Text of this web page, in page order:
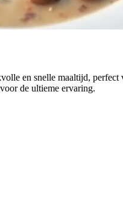
en snelle maaltijd,
de ultieme ervaring.